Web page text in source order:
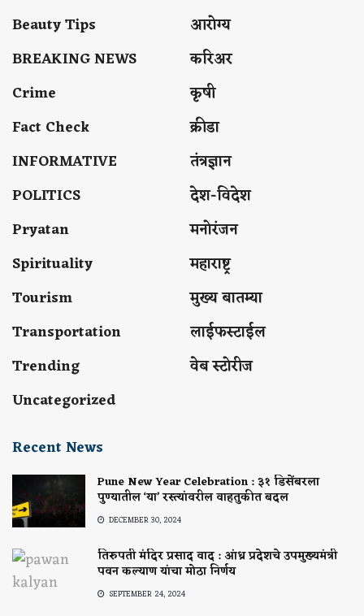
Beauty Tips
BREAKING NEWS
Crime
Fact Check
INFORMATIVE
POLITICS
Pryatan
Spirituality
Tourism
Transportation
Trending
Uncategorized
आरोग्य
करिअर
कृषी
क्रीडा
तंत्रज्ञान
देश-विदेश
मनोरंजन
महाराष्ट्र
मुख्य बातम्या
लाईफस्टाईल
वेब स्टोरीज
Recent News
Pune New Year Celebration : ३१ डिसेंबरला
पुण्यातील ‘या’ रस्त्यांवरील वाहतुकीत बदल
DECEMBER 30, 2024
तिरुपती मंदिर प्रसाद वाद : आंध्र प्रदेशचे उपमुख्यमंत्री
पवन कल्याण यांचा मोठा निर्णय
SEPTEMBER 24, 2024